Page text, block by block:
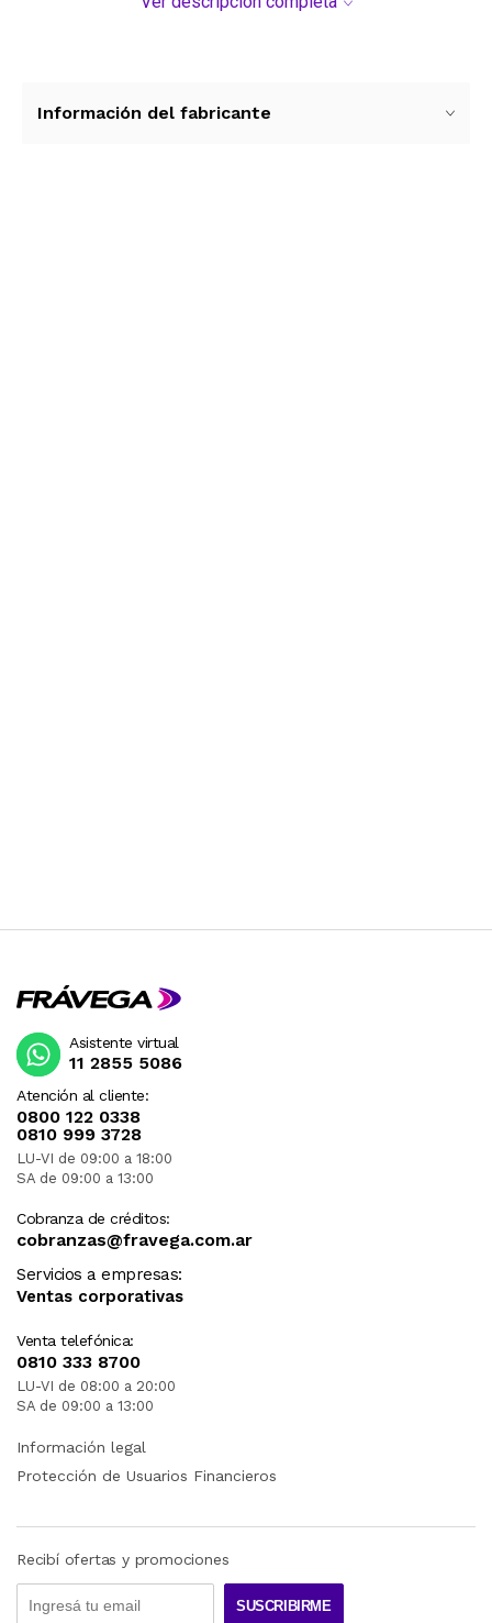
pinchazos y desgaste. Para tu comodidad y
Información del fabricante
Atención al cliente:
0800 122 0338
0810 999 3728
LU-VI de 09:00 a 18:00
SA de 09:00 a 13:00
Cobranza de créditos:
cobranzas@fravega.com.ar
Servicios a empresas:
Ventas corporativas
Venta telefónica:
0810 333 8700
LU-VI de 08:00 a 20:00
SA de 09:00 a 13:00
Asistente virtual
11 2855 5086
Información legal
Protección de Usuarios Financieros
Recibí ofertas y promociones
SUSCRIBIRME